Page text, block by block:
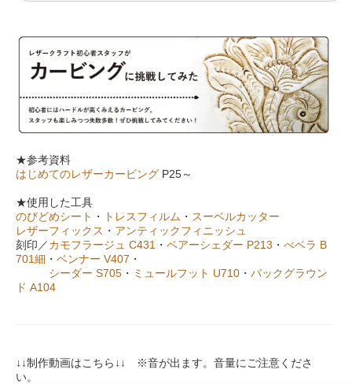
★参考資料
はじめてのレザーカービング P25～
★使用した工具
のびどめシート ・ トレスフィルム ・ スーベルカッター
レザーフィックス ・ アンティックフィニッシュ
刻印／カモフラージュ C431 ・ ペアーシェダー P213 ・ べベラ B
701細 ・ ベンナー V407 ・
シーダー S705 ・ ミュールフット U710 ・ バックグラウン
ド A104
↓↓制作動画はこちら↓↓ ※音が出ます。音量にご注意くださ
い。